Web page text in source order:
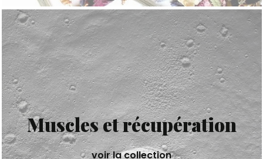
Muscles et récupération
voir la collection